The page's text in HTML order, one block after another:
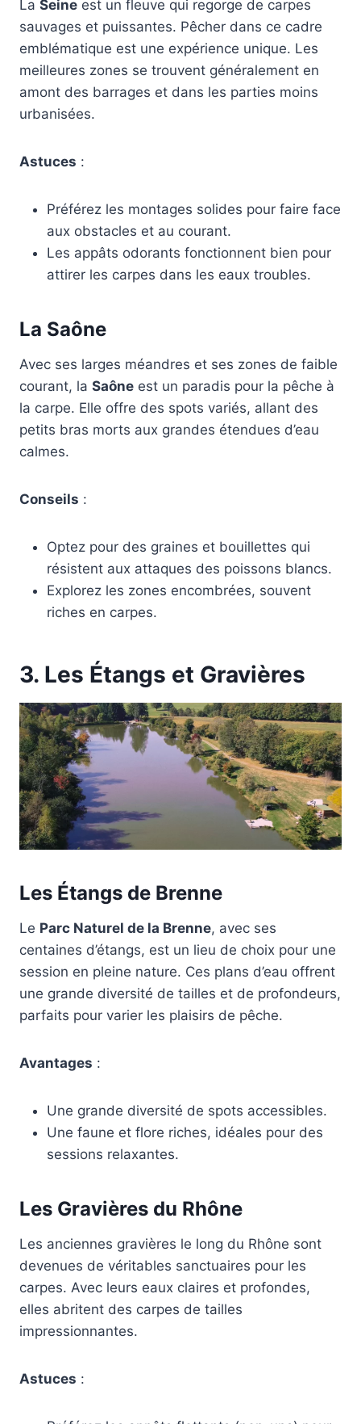
La Seine est un fleuve qui regorge de carpes
sauvages et puissantes. Pêcher dans ce cadre
emblématique est une expérience unique. Les
meilleures zones se trouvent généralement en
amont des barrages et dans les parties moins
urbanisées.
Astuces :
Préférez les montages solides pour faire face
aux obstacles et au courant.
Les appâts odorants fonctionnent bien pour
attirer les carpes dans les eaux troubles.
La Saône
Avec ses larges méandres et ses zones de faible
courant, la Saône est un paradis pour la pêche à
la carpe. Elle offre des spots variés, allant des
petits bras morts aux grandes étendues d’eau
calmes.
Conseils :
Optez pour des graines et bouillettes qui
résistent aux attaques des poissons blancs.
Explorez les zones encombrées, souvent
riches en carpes.
3. Les Étangs et Gravières
Les Étangs de Brenne
Le Parc Naturel de la Brenne, avec ses
centaines d’étangs, est un lieu de choix pour une
session en pleine nature. Ces plans d’eau offrent
une grande diversité de tailles et de profondeurs,
parfaits pour varier les plaisirs de pêche.
Avantages :
Une grande diversité de spots accessibles.
Une faune et flore riches, idéales pour des
sessions relaxantes.
Les Gravières du Rhône
Les anciennes gravières le long du Rhône sont
devenues de véritables sanctuaires pour les
carpes. Avec leurs eaux claires et profondes,
elles abritent des carpes de tailles
impressionnantes.
Astuces :